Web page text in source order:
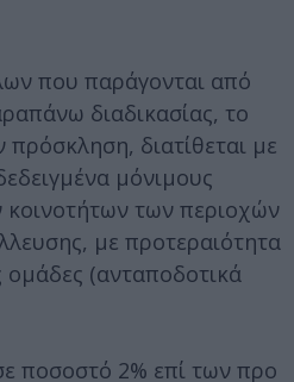
που παράγονται από
διαδικασίας, το
πρόσκληση, διατίθεται με
μόνιμους
κοινοτήτων των περιοχών
με προτεραιότητα
ομάδες (ανταποδοτικά
ποσοστό 2% επί των προ